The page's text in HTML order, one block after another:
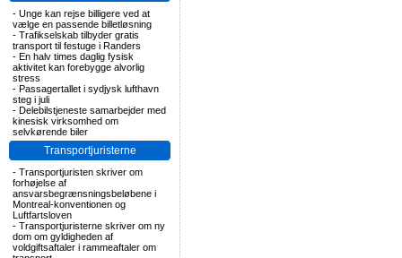
- Unge kan rejse billigere ved at
vælge en passende billetløsning
- Trafikselskab tilbyder gratis
transport til festuge i Randers
- En halv times daglig fysisk
aktivitet kan forebygge alvorlig
stress
- Passagertallet i sydjysk lufthavn
steg i juli
- Delebilstjeneste samarbejder med
kinesisk virksomhed om
selvkørende biler
Transportjuristerne
- Transportjuristen skriver om
forhøjelse af
ansvarsbegrænsningsbeløbene i
Montreal-konventionen og
Luftfartsloven
- Transportjuristerne skriver om ny
dom om gyldigheden af
voldgiftsaftaler i rammeaftaler om